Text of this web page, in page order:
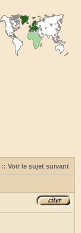
:: Voir le sujet suivant